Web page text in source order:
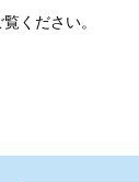
ください。